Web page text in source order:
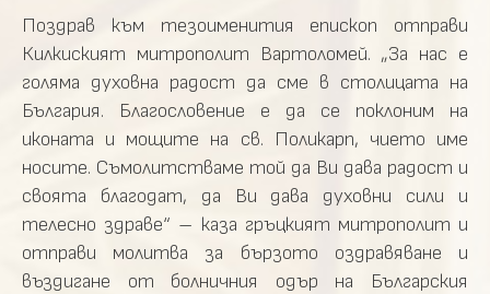
Поздрав към тезоименития епископ отправи
Килкиският митрополит Вартоломей. „За нас е
голяма духовна радост да сме в столицата на
България. Благословение е да се поклоним на
иконата и мощите на св. Поликарп, чието име
носите. Съмолитстваме той да Ви дава радост и
своята благодат, да Ви дава духовни сили и
телесно здраве“ – каза гръцкият митрополит и
отправи молитва за бързото оздравяване и
въздигане от болничния одър на Българския